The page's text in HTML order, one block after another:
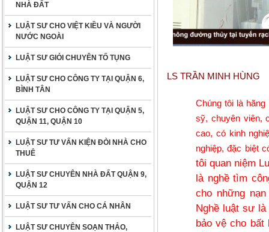
NHÀ ĐẤT
LUẬT SƯ CHO VIỆT KIỀU VÀ NGƯỜI
NƯỚC NGOÀI
LUẬT SƯ GIỎI CHUYÊN TỐ TỤNG
LUẬT SƯ CHO CÔNG TY TẠI QUẬN 6,
BÌNH TÂN
LUẬT SƯ CHO CÔNG TY TẠI QUẬN 5,
QUẬN 11, QUẬN 10
LUẬT SƯ TƯ VẤN KIỆN ĐÒI NHÀ CHO
THUÊ
LUẬT SƯ CHUYÊN NHÀ ĐẤT QUẬN 9,
QUẬN 12
LUẬT SƯ TƯ VẤN CHO CÁ NHÂN
LUẬT SƯ CHUYÊN SOẠN THẢO,
LS TRẦN MINH HÙNG
Chúng tôi là
sỹ, chuyên viên,
cao, có kinh
nghiệp, đặc biệt
tôi quan niệm
là nghề tìm
cho những
Nghề luật sư
bảo vệ cho